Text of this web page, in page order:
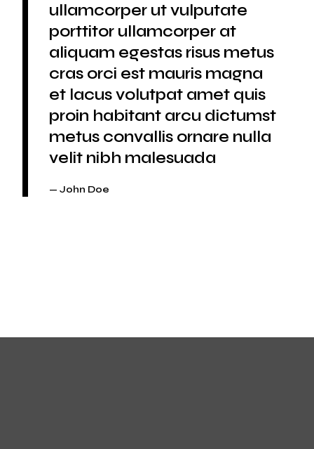
ullamcorper ut vulputate
porttitor ullamcorper at
aliquam egestas risus metus
cras orci est mauris magna
et lacus volutpat amet quis
proin habitant arcu dictumst
metus convallis ornare nulla
velit nibh malesuada
John Doe